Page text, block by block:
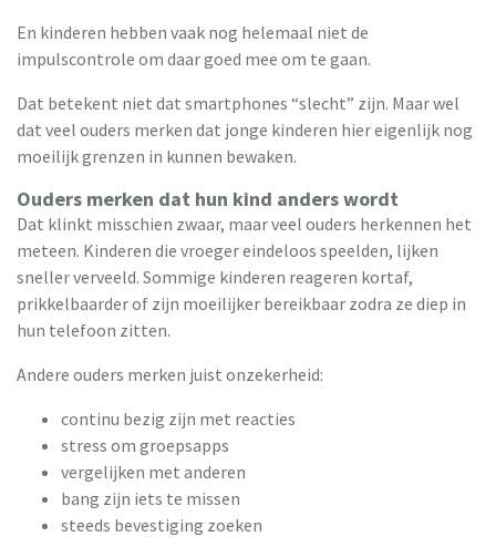
En kinderen hebben vaak nog helemaal niet de
impulscontrole om daar goed mee om te gaan.
Dat betekent niet dat smartphones “slecht” zijn. Maar wel
dat veel ouders merken dat jonge kinderen hier eigenlijk nog
moeilijk grenzen in kunnen bewaken.
Ouders merken dat hun kind anders wordt
Dat klinkt misschien zwaar, maar veel ouders herkennen het
meteen. Kinderen die vroeger eindeloos speelden, lijken
sneller verveeld. Sommige kinderen reageren kortaf,
prikkelbaarder of zijn moeilijker bereikbaar zodra ze diep in
hun telefoon zitten.
Andere ouders merken juist onzekerheid:
continu bezig zijn met reacties
stress om groepsapps
vergelijken met anderen
bang zijn iets te missen
steeds bevestiging zoeken